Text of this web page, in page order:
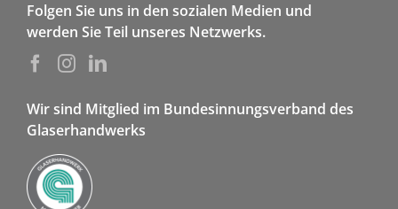
Folgen Sie uns in den sozialen Medien und
werden Sie Teil unseres Netzwerks.
Wir sind Mitglied im Bundesinnungsverband des
Glaserhandwerks